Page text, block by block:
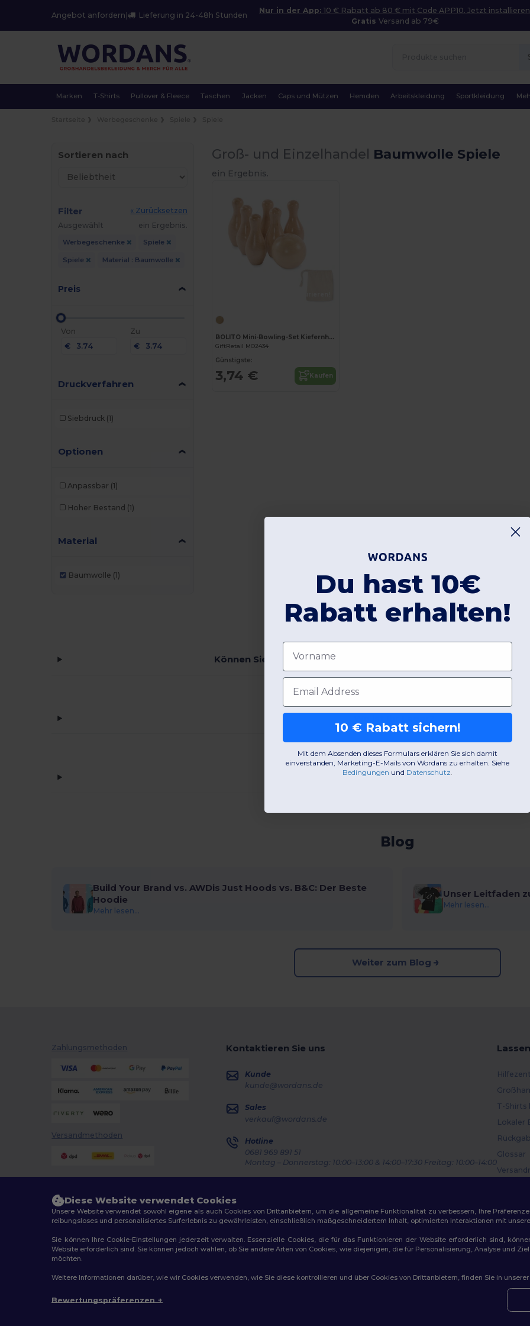
Angebot anfordern Lieferung in 24-48h Stunden
Nur in der App: 10 € Rabatt ab 80 € mit Code APP10. Jetzt
GratisVersand ab 79€
Marken T-Shirts Pullover & Fleece Taschen Jacken Caps und Mützen Hemden Arbeitskleidung Sportkleidung
Sortieren nach
Filter
« Zurücksetzen
Ausgewählt
ein Ergebnis.
Werbegeschenke Spiele
Spiele Material : Baumwolle
Preis
Von
€
Zu
€
Druckverfahren
Siebdruck (1)
Optionen
Anpassbar (1)
Hoher Bestand (1)
Material
Baumwolle (1)
Groß- und Einzelhandel Baumwolle Spiele
ein Ergebnis.
BOLITO Mini-Bowling-Set Kiefernholz
GiftRetail MO2434
Günstigste:
3,74 € Kaufen
FAQ
Können Sie mir bitte einen Kostenvorschlag für bedruckte Kleider
Wann werde ich meine Bestellung erhalten?
Blog
Build Your Brand vs. AWDis Just Hoods vs. B&C: Der Beste
Hoodie
Mehr lesen...
Unser Leitfaden
Mehr lesen...
Weiter zum Blog
Zahlungsmethoden
Versandmethoden
Kontaktieren Sie uns
Kunde
kunde@wordans.de
Sales
verkauf@wordans.de
Hotline
0681 969 891 51
Montag – Donnerstag: 10:00–13:00 & 14:00–17:30 Freitag: 10:00–14:00
T-Shirts
Lokaler
Glossar
2026. Alle Rechte vorbehalten
Diese Website verwendet Cookies
Unsere Website verwendet sowohl eigene als auch Cookies von Drittanbietern, um die allgemeine Funktionalität zu verbessern, Ihre
reibungsloses und personalisiertes Surferlebnis zu gewährleisten, einschließlich maßgeschneidertem Inhalt, optimierten Interaktionen mit
Sie können Ihre Cookie-Einstellungen jederzeit verwalten. Essenzielle Cookies, die für das Funktionieren der Website erforderlich sind,
Website erforderlich sind. Sie können jedoch wählen, ob Sie andere Arten von Cookies, wie diejenigen, die für Personalisierung, Analyse und
möchten.
Weitere Informationen darüber, wie wir Cookies verwenden, wie Sie diese kontrollieren und über Cookies von Drittanbietern, finden Sie in unserer
Bewertungspräferenzen
👋
Du hast 10€
Rabatt erhalten!
Vorname
E-Mail-Adresse
10 € Rabatt sichern!
Mit dem Absenden dieses Formulars erklären Sie sich damit
einverstanden, Marketing-E-Mails von Wordans zu erhalten. Siehe
Bedingungen und Datenschutz